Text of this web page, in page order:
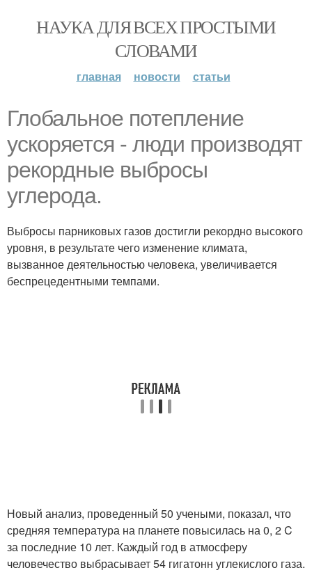
НАУКА ДЛЯ ВСЕХ ПРОСТЫМИ
СЛОВАМИ
главная новости статьи
Глобальное потепление
ускоряется - люди производят
рекордные выбросы
углерода.
Выбросы парниковых газов достигли рекордно высокого
уровня, в результате чего изменение климата,
вызванное деятельностью человека, увеличивается
беспрецедентными темпами.
Новый анализ, проведенный 50 учеными, показал, что
средняя температура на планете повысилась на 0, 2 C
за последние 10 лет. Каждый год в атмосферу
человечество выбрасывает 54 гигатонн углекислого газа.